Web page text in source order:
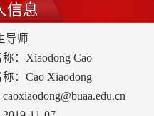
信息
导师
：Xiaodong Cao
：Cao Xiaodong
caoxiaodong@buaa.edu.cn